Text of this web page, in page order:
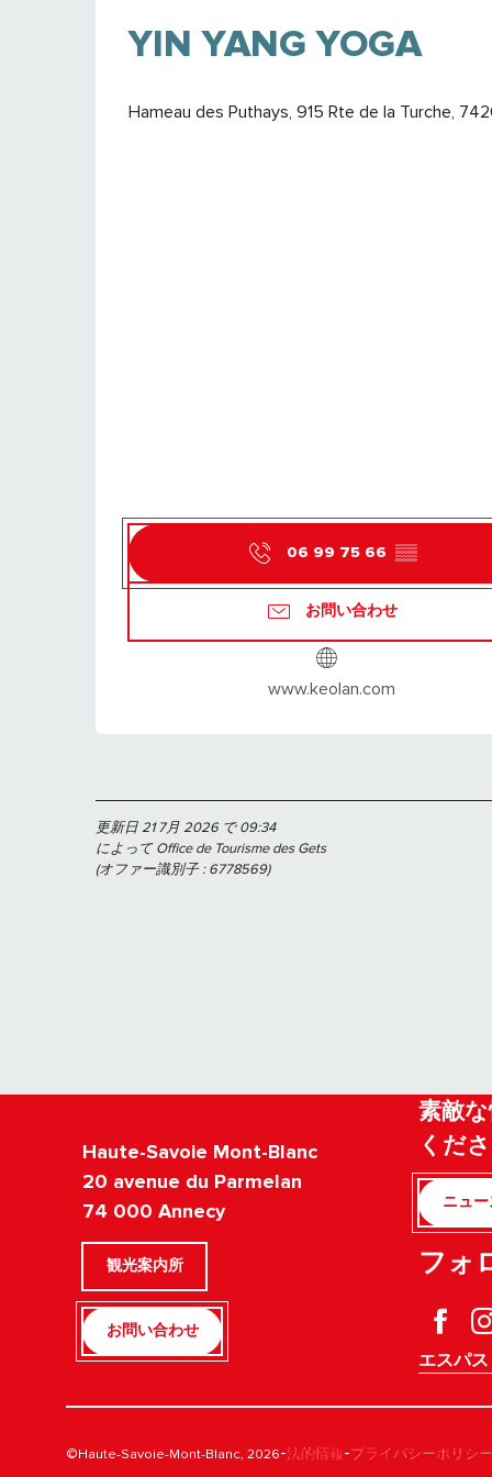
YIN YANG YOGA
Hameau des Puthays, 915 Rte de la Turche,
06 99 75 66 ▒▒
お問い合わせ
www.keolan.com
更新日 21 7月 2026 で 09:34
によって Office de Tourisme des Gets
(オファー識別子 :6778569)
Haute-Savoie Mont-Blanc
20 avenue du Parmelan
74 000 Annecy
観光案内所
お問い合わせ
素敵
くだ
ニュ
フォ
エスパ
©Haute-Savoie-Mont-Blanc, 2026-法的情報-プライバシーポリシー